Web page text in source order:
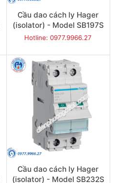
Cầu dao cách ly Hager
(isolator) - Model SB197S
Hotline: 0977.9966.27
Cầu dao cách ly Hager
(isolator) - Model SB232S